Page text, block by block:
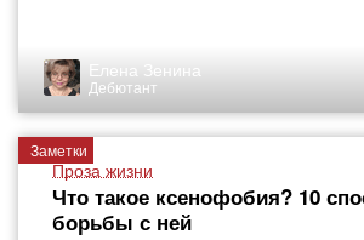
Елена Зенина
Дебютант
Заметки
Проза жизни
Что такое ксенофобия? 10
борьбы с ней